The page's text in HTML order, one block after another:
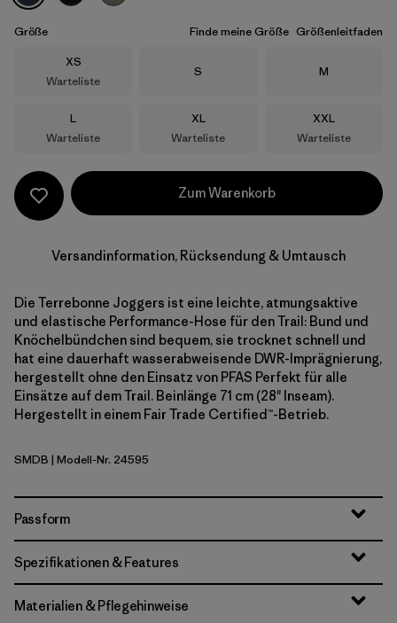
Größe Finde meine Größe Größenleitfaden
Größe
XS
Warteliste
Größe
S Größe
M
Größe
L
Warteliste
Größe
XL
Warteliste
Größe
XXL
Warteliste
Zum Warenkorb
Versandinformation, Rücksendung & Umtausch
Die Terrebonne Joggers ist eine leichte, atmungsaktive
und elastische Performance-Hose für den Trail: Bund und
Knöchelbündchen sind bequem, sie trocknet schnell und
hat eine dauerhaft wasserabweisende DWR-Imprägnierung,
hergestellt ohne den Einsatz von PFAS Perfekt für alle
Einsätze auf dem Trail. Beinlänge 71 cm (28" Inseam).
Hergestellt in einem Fair Trade Certified™-Betrieb.
Smolder Blue
SMDB | Modell-Nr. 24595
Passform
Spezifikationen & Features
Materialien & Pflegehinweise